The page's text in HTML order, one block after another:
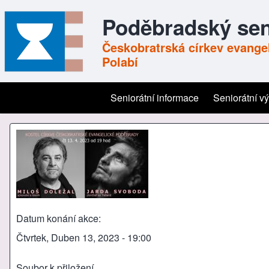
Poděbradský
Českobratrská církev
Polabí
Main navigation
Seniorátní informace Seniorátní
Datum konání akce
Čtvrtek, Duben 13, 2023 - 19:00